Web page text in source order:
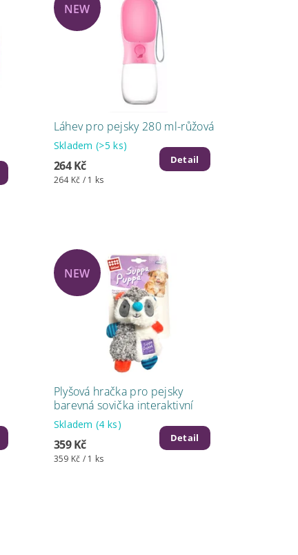
NEW
Láhev pro pejsky 280 ml-růžová
Skladem(>5 ks)
264 Kč
264 Kč / 1 ks
Detail
NEW
Plyšová hračka pro pejsky
barevná sovička interaktivní
Skladem(4 ks)
359 Kč
359 Kč / 1 ks
Detail